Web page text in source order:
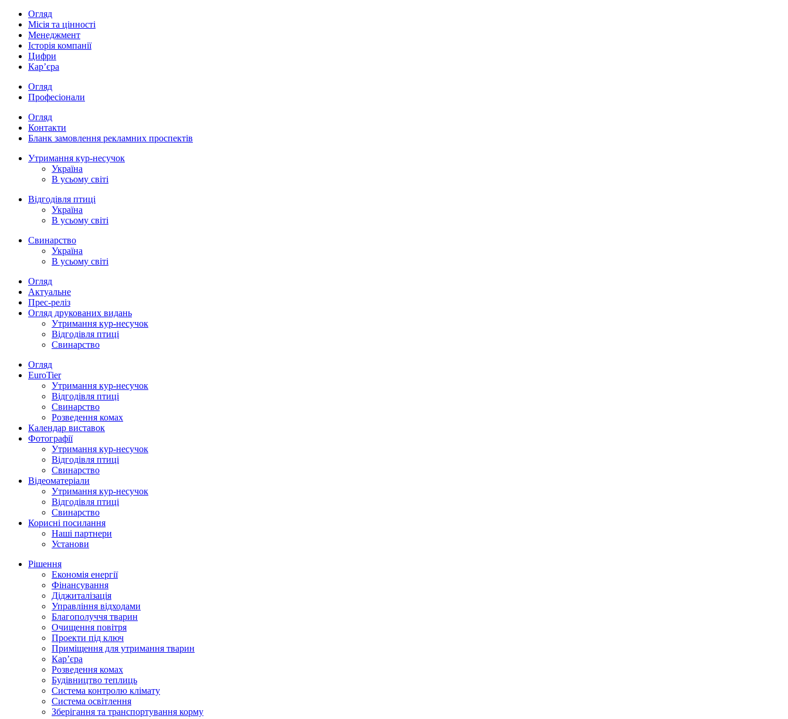
Огляд
Місія та цінності
Менеджмент
Історія компанії
Цифри
Кар’єра
Огляд
Професіонали
Огляд
Контакти
Бланк замовлення рекламних проспектів
Утримання кур-несучок
Україна
В усьому світі
Відгодівля птиці
Україна
В усьому світі
Свинарство
Україна
В усьому світі
Огляд
Актуальне
Прес-реліз
Огляд друкованих видань
Утримання кур-несучок
Відгодівля птиці
Свинарство
Огляд
EuroTier
Утримання кур-несучок
Відгодівля птиці
Свинарство
Розведення комах
Календар виставок
Фотографії
Утримання кур-несучок
Відгодівля птиці
Свинарство
Відеоматеріали
Утримання кур-несучок
Відгодівля птиці
Свинарство
Корисні посилання
Наші партнери
Установи
Рішення
Економія енергії
Фінансування
Діджиталізація
Управління відходами
Благополуччя тварин
Очищення повітря
Проекти під ключ
Приміщення для утримання тварин
Кар’єра
Розведення комах
Будівництво теплиць
Система контролю клімату
Система освітлення
Зберігання та транспортування корму